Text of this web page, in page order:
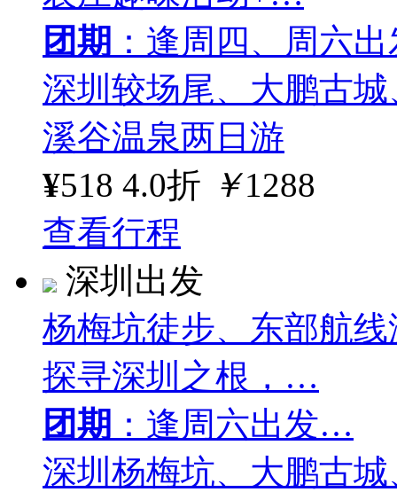
团期 ：逢周四、周六
深圳较场尾、大鹏古
溪谷温泉两日游
¥518 4.0折 ￥1288
查看行程
深圳出发
杨梅坑徒步、东部航
探寻深圳之根，…
团期 ：逢周六出发…
深圳杨梅坑、大鹏古